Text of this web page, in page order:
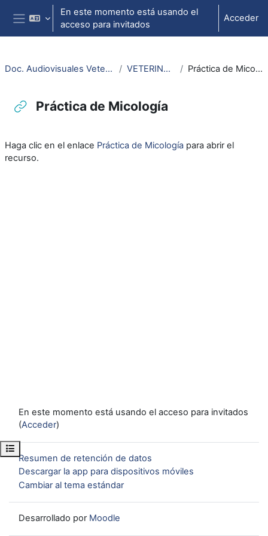
Salta al contenido principal
Panel lateral
En este momento está usando el
acceso para invitados
Acceder
Abrir índice del curso
Doc. Audiovisuales Veterinaria VETERINARIA Práctica de Micología
Práctica de Micología
Haga clic en el enlace Práctica de Micología para abrir el
recurso.
En este momento está usando el acceso para invitados
(Acceder)
Resumen de retención de datos
Descargar la app para dispositivos móviles
Cambiar al tema estándar
Desarrollado por Moodle